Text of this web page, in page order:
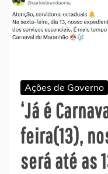
Ações de Governo
‘Já é
feira(13),
será até as